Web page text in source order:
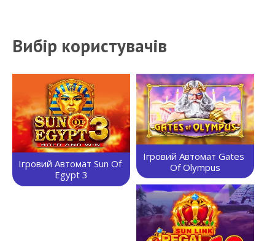
Вибір користувачів
Ігровий Автомат Sun Of
Egypt 3
Ігровий Автомат Gates
Of Olympus